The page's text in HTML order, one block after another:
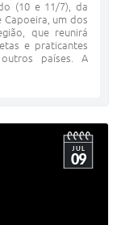
(10 e 11/7), da
um dos
que reunirá
e praticantes
países. A
JUL
09